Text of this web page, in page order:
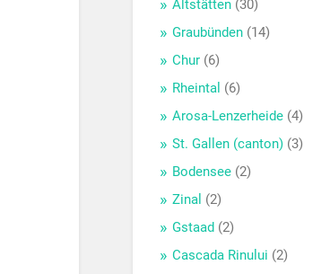
Altstätten (30)
Graubünden (14)
Chur (6)
Rheintal (6)
Arosa-Lenzerheide (4)
St. Gallen (canton) (3)
Bodensee (2)
Zinal (2)
Gstaad (2)
Cascada Rinului (2)